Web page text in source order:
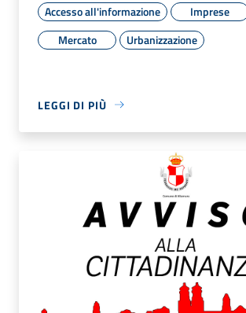
Accesso all'informazione
Imprese
Mercato
Urbanizzazione
LEGGI DI PIÙ